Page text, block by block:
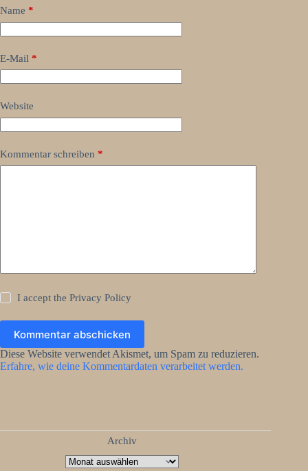
Name *
E-Mail *
Website
Kommentar schreiben *
I accept thePrivacy Policy
Kommentar abschicken
Diese Website verwendet Akismet, um Spam zu reduzieren.
Erfahre, wie deine Kommentardaten verarbeitet werden.
Archiv